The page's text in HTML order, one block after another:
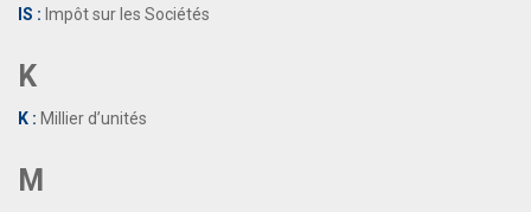
IS : Impôt sur les Sociétés
K
K : Millier d’unités
M